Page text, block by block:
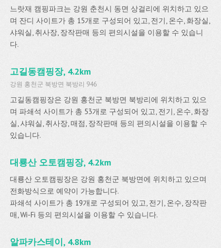
느랏재 캠핑파크는 강원 춘천시 동면 상걸리에 위치하고 있으
며 잔디 사이트가 총 15개로 구성되어 있고, 전기, 온수, 화장실,
샤워실, 취사장, 장작판매 등의 편의시설을 이용할 수 있습니
다.
고길동캠핑장, 4.2km
강원 홍천군 북방면 북방리 946
고길동캠핑장은 강원 홍천군 북방면 북방리에 위치하고 있으
며 파쇄석 사이트가 총 53개로 구성되어 있고, 전기, 온수, 화장
실, 샤워실, 취사장, 매점, 장작판매 등의 편의시설을 이용할 수
있습니다.
대룡산 오토캠핑장, 4.2km
대룡산 오토캠핑장은 강원 홍천군 북방면에 위치하고 있으며
전화방식으로 예약이 가능합니다.
파쇄석 사이트가 총 19개로 구성되어 있고, 전기, 온수, 장작판
매, Wi-Fi 등의 편의시설을 이용할 수 있습니다.
알파카스테이, 4.8km